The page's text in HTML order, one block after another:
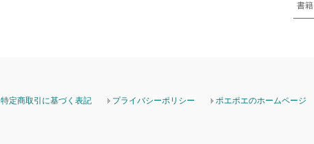
書籍
特定商取引に基づく表記 プライバシーポリシー ポエポエのホームページ